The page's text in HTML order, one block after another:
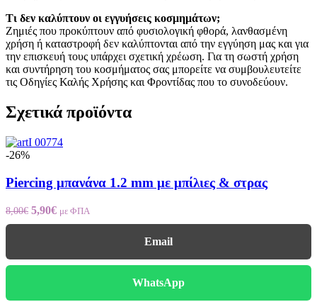
Τι δεν καλύπτουν οι εγγυήσεις κοσμημάτων;
Ζημιές που προκύπτουν από φυσιολογική φθορά, λανθασμένη
χρήση ή καταστροφή δεν καλύπτονται από την εγγύηση μας και για
την επισκευή τους υπάρχει σχετική χρέωση. Για τη σωστή χρήση
και συντήρηση του κοσμήματος σας μπορείτε να συμβουλευτείτε
τις Οδηγίες Καλής Χρήσης και Φροντίδας που το συνοδεύουν.
Σχετικά προϊόντα
-26%
Piercing μπανάνα 1.2 mm με μπίλιες & στρας
8,00€ 5,90€ με ΦΠΑ
Email
WhatsApp